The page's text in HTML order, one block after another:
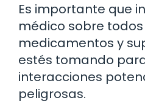
Es importante que
médico sobre todos
medicamentos y
estés tomando
interacciones
peligrosas.